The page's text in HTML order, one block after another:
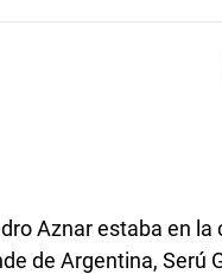
Aznar estaba en
de Argentina, Serú